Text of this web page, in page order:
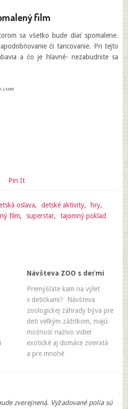
film
sa všetko bude diať spomalene.
či tancovanie. Pri tejto
a čo je hlavné- nezabudnite sa
Pin It
oslava, detské aktivity, hry,
film, superstar, tajomný poklad
Návšteva ZOO s deťmi
Premýšľate kam na výlet
s detičkami? Návšteva
zoologickej záhrady býva pre
deti veľkým zážitkom, majú
možnosť naživo vidieť
exotické aj domáce zvieratá
a pre mnohé
zverejnená. Vyžadované polia sú